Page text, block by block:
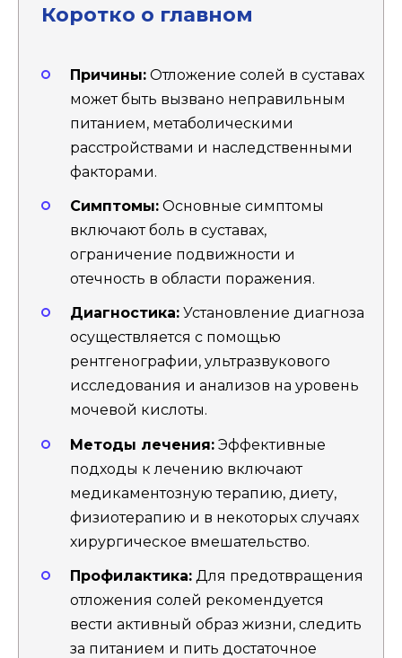
Коротко о главном
Причины: Отложение солей в суставах
может быть вызвано неправильным
питанием, метаболическими
расстройствами и наследственными
факторами.
Симптомы: Основные симптомы
включают боль в суставах,
ограничение подвижности и
отечность в области поражения.
Диагностика: Установление диагноза
осуществляется с помощью
рентгенографии, ультразвукового
исследования и анализов на уровень
мочевой кислоты.
Методы лечения: Эффективные
подходы к лечению включают
медикаментозную терапию, диету,
физиотерапию и в некоторых случаях
хирургическое вмешательство.
Профилактика: Для предотвращения
отложения солей рекомендуется
вести активный образ жизни, следить
за питанием и пить достаточное